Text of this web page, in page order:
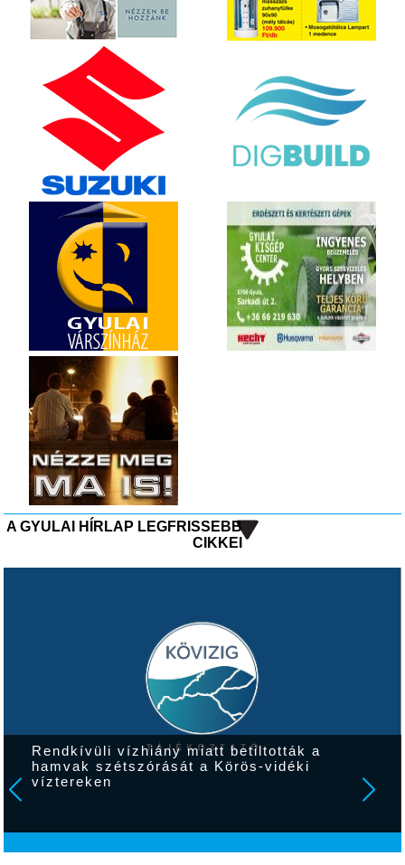
A GYULAI HÍRLAP LEGFRISSEBB
CIKKEI
Rendkívüli vízhiány miatt betiltották a
hamvak szétszórását a Körös-vidéki
víztereken